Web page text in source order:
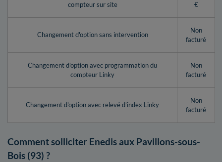
compteur sur site
€
Changement d'option sans intervention
Non
facturé
Changement d'option avec programmation du
compteur Linky
Non
facturé
Changement d'option avec relevé d’index Linky
Non
facturé
Comment solliciter Enedis aux Pavillons-sous-
Bois (93) ?